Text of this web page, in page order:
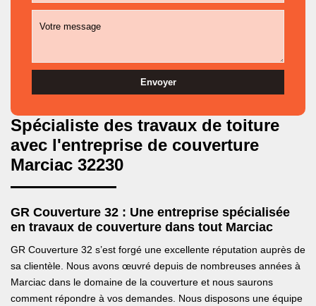
Spécialiste des travaux de toiture
avec l'entreprise de couverture
Marciac 32230
GR Couverture 32 : Une entreprise spécialisée
en travaux de couverture dans tout Marciac
GR Couverture 32 s’est forgé une excellente réputation auprès de
sa clientèle. Nous avons œuvré depuis de nombreuses années à
Marciac dans le domaine de la couverture et nous saurons
comment répondre à vos demandes. Nous disposons une équipe